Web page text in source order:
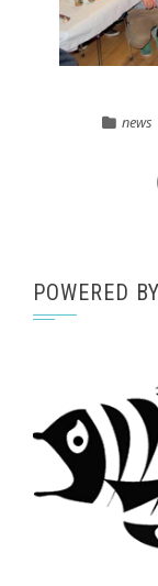
news
POWERED